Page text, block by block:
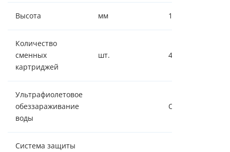
Высота мм 1040
Количество
сменных
картриджей
шт. 4
Ультрафиолетовое
обеззараживание
воды
Опция
Система защиты